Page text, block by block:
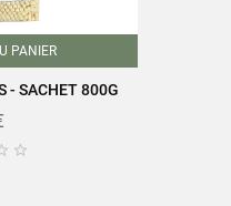
PANIER
- SACHET 800G
